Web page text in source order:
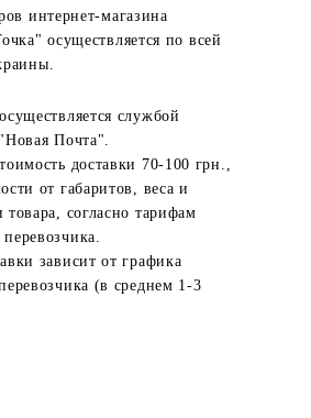
интернет-магазина
осуществляется по всей
службой
Почта".
доставки 70-100 грн.,
от габаритов, веса и
товара, согласно тарифам
зависит от графика
(в среднем 1-3